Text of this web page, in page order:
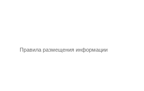
Правила размещения информации